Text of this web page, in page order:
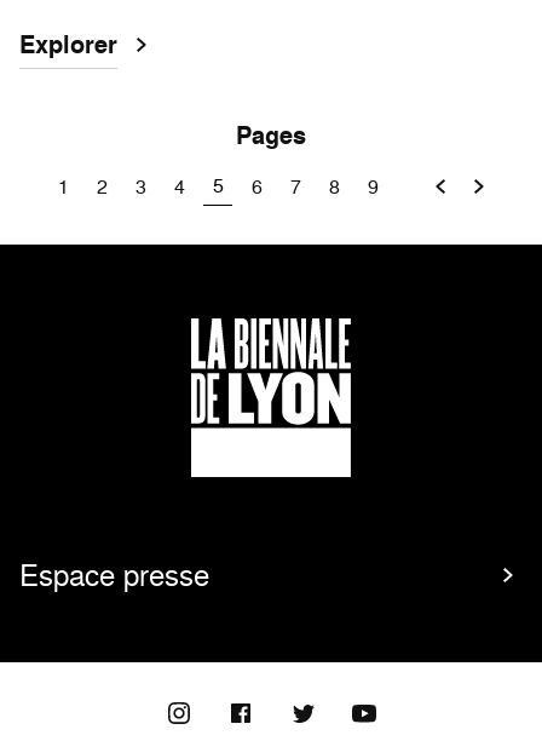
Explorer
Pages
1 2 3 4 5 6 7 8 9
Espace presse